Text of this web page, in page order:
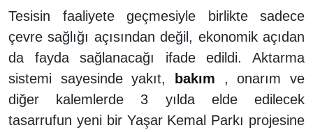
Tesisin faaliyete geçmesiyle birlikte sadece
çevre sağlığı açısından değil, ekonomik açıdan
da fayda sağlanacağı ifade edildi. Aktarma
sistemi sayesinde yakıt,
bakım , onarım ve
diğer kalemlerde 3 yılda elde edilecek
tasarrufun yeni bir Yaşar Kemal Parkı projesine